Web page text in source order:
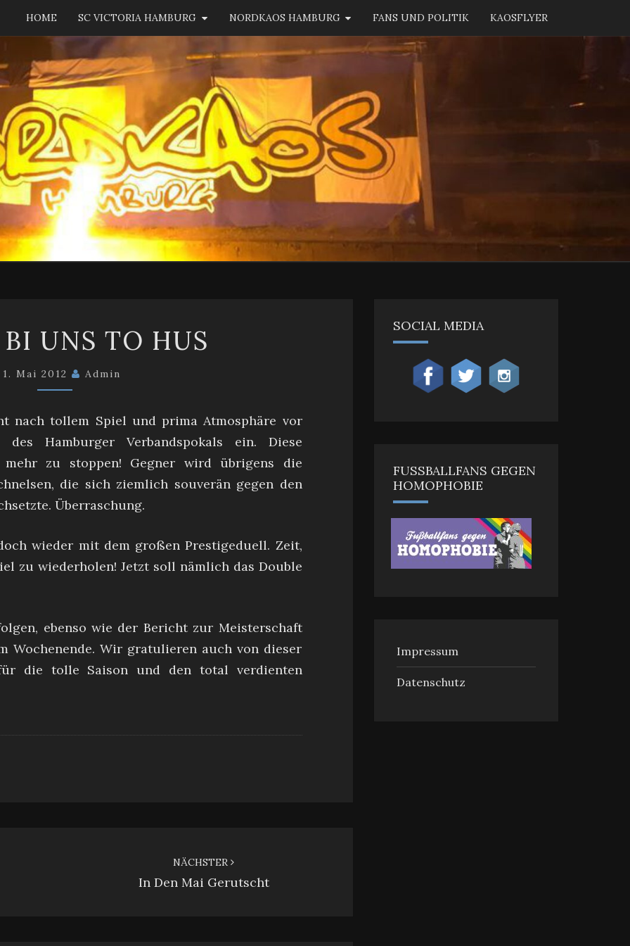
HOME SC VICTORIA HAMBURG NORDKAOS HAMBURG FANS UND POLITIK KAOSFLYER
NORDKAOS
HAMBURG
Fanszene
SC
Victoria
Hamburg
BI
UNS TO HUS
1. Mai 2012 Admin
nach tollem Spiel und prima Atmosphäre vor
Hamburger Verbandspokals ein. Diese
zu stoppen! Gegner wird übrigens die
die sich ziemlich souverän gegen den
Überraschung.
wieder mit dem großen Prestigeduell. Zeit,
zu wiederholen! Jetzt soll nämlich das Double
ebenso wie der Bericht zur Meisterschaft
Wochenende. Wir gratulieren auch von dieser
die tolle Saison und den total verdienten
NÄCHSTER
In Den Mai Gerutscht
SOCIAL MEDIA
FUSSBALLFANS GEGEN H
OMOPHOBIE
Impressum
Datenschutz